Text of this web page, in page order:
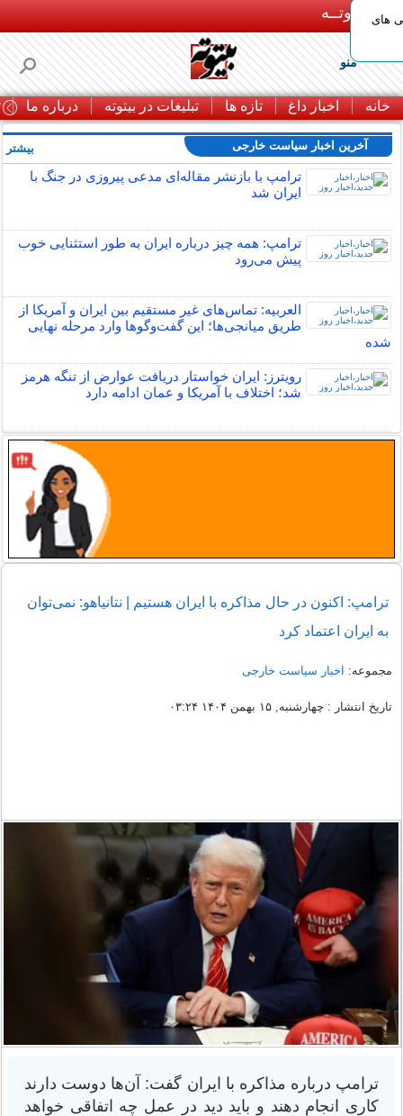
بـیتوتــه
منو
خانه اخبار داغ تازه ها تبلیغات در بیتوته درباره ما
های
آخرین اخبار سیاست خارجی
ترامپ با بازنشر مقاله‌ای مدعی پیروزی در جنگ با
ایران شد
ترامپ: همه چیز درباره ایران به طور استثنایی خوب
پیش می‌رود
العربیه: تماس‌های غیر مستقیم بین ایران و آمریکا از
طریق میانجی‌ها؛ این گفت‌و‌گو‌ها وارد مرحله نهایی
شده
رویترز: ایران خواستار دریافت عوارض از تنگه هرمز
شد؛ اختلاف با آمریکا و عمان ادامه دارد
بیشتر
ترامپ: اکنون در حال مذاکره با ایران هستیم | نتانیاهو: نمی‌توان
به ایران اعتماد کرد
مجموعه: اخبار سیاست خارجی
تاریخ انتشار : چهارشنبه, ۱۵ بهمن ۱۴۰۴ ۰۳:۲۴
ترامپ درباره مذاکره با ایران گفت: آن‌ها دوست دارند
کاری انجام دهند و باید دید در عمل چه اتفاقی خواهد